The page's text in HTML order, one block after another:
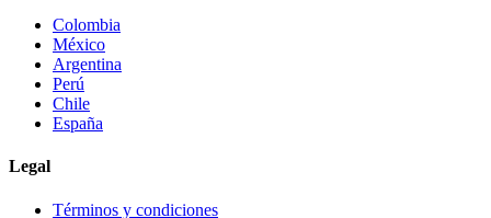
Colombia
México
Argentina
Perú
Chile
España
Legal
Términos y condiciones